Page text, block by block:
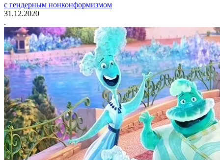
с гендерным нонконформизмом
31.12.2020
.